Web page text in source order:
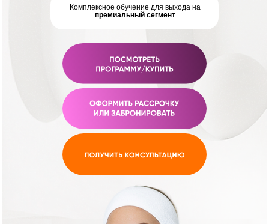
Комплексное обучение для выхода на
премиальный сегмент